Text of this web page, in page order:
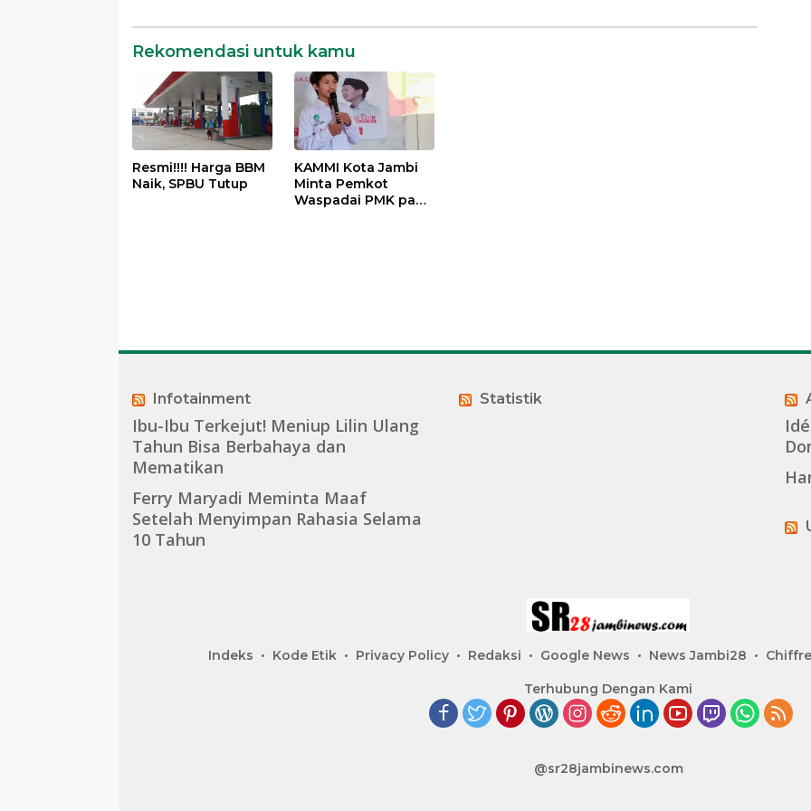
Rekomendasi untuk kamu
Resmi!!!! Harga BBM
Naik, SPBU Tutup
KAMMI Kota Jambi
Minta Pemkot
Waspadai PMK pada
Infotainment
Ibu-Ibu Terkejut! Meniup Lilin Ulang
Tahun Bisa Berbahaya dan
Mematikan
Ferry Maryadi Meminta Maaf
Setelah Menyimpan Rahasia Selama
10 Tahun
Statistik
Indeks Kode Etik Privacy Policy Redaksi Google News News Jambi28
Terhubung Dengan Kami
@sr28jambinews.com